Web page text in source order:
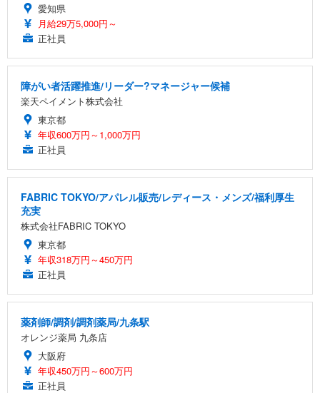
愛知県
月給29万5,000円～
正社員
障がい者活躍推進/リーダー?マネージャー候補
楽天ペイメント株式会社
東京都
年収600万円～1,000万円
正社員
FABRIC TOKYO/アパレル販売/レディース・メンズ/福利厚生
充実
株式会社FABRIC TOKYO
東京都
年収318万円～450万円
正社員
薬剤師/調剤/調剤薬局/九条駅
オレンジ薬局 九条店
大阪府
年収450万円～600万円
正社員